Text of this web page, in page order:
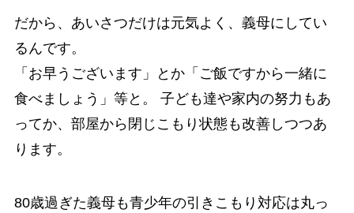
だから、あいさつだけは元気よく、義母にしてい
るんです。
「お早うございます」とか「ご飯ですから一緒に
食べましょう」等と。 子ども達や家内の努力もあ
ってか、部屋から閉じこもり状態も改善しつつあ
ります。
80歳過ぎた義母も青少年の引きこもり対応は丸っ